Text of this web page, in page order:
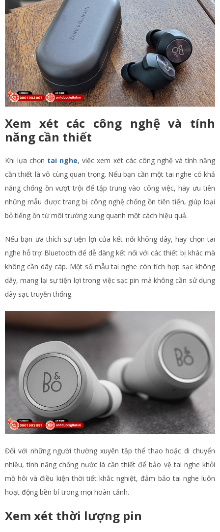
Xem xét các công nghệ và tính
năng cần thiết
Khi lựa chọn tai nghe, việc xem xét các công nghệ và tính năng
cần thiết là vô cùng quan trọng. Nếu bạn cần một tai nghe có khả
năng chống ồn vượt trội để tập trung vào công việc, hãy ưu tiên
những mẫu được trang bị công nghệ chống ồn tiên tiến, giúp loại
bỏ tiếng ồn từ môi trường xung quanh một cách hiệu quả.
Nếu bạn ưa thích sự tiện lợi của kết nối không dây, hãy chọn tai
nghe hỗ trợ Bluetooth để dễ dàng kết nối với các thiết bị khác mà
không cần dây cáp. Một số mẫu tai nghe còn tích hợp sạc không
dây, mang lại sự tiện lợi trong việc sạc pin mà không cần sử dụng
dây sạc truyền thống.
Đối với những người thường xuyên tập thể thao hoặc di chuyển
nhiều, tính năng chống nước là cần thiết để bảo vệ tai nghe khỏi
mồ hôi và điều kiện thời tiết khắc nghiệt, đảm bảo tai nghe luôn
hoạt động bền bỉ trong mọi hoàn cảnh.
Xem xét thời lượng pin